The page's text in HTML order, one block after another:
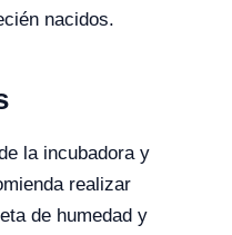
nacidos.
la incubadora y
realizar
de humedad y